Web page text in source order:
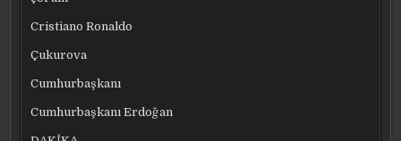
Cristiano Ronaldo
Çukurova
Cumhurbaşkanı
Cumhurbaşkanı Erdoğan